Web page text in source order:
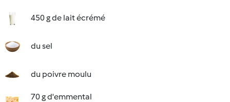
450 g de lait écrémé
du sel
du poivre moulu
70 g d'emmental